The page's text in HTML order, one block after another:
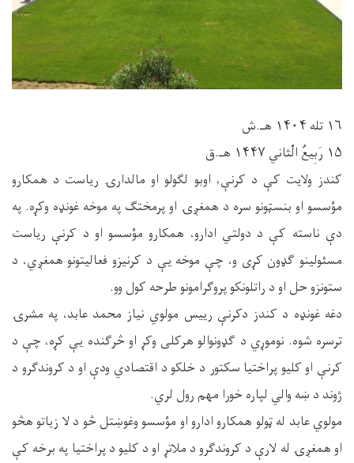
۱۶ تله ۱۴۰۴ هـ.ش
۱۵ رَبِیعُ الْثاني ۱۴۴۷ هـ.ق
کندز ولایت کې د کرنې، اوبو لګولو او مالدارۍ ریاست د همکارو
مؤسسو او بنسټونو سره د همغږۍ او پرمختګ په موخه غونډه وکړه. په
دې ناسته کې د دولتي ادارو، همکارو مؤسسو او د کرنې ریاست
مسئولینو ګډون کړی و، چې موخه یې د کرنیزو فعالیتونو همغږي، د
ستونزو حل او د راتلونکو پروګرامونو طرحه کول وو.
دغه غونډه د کندز دکرنې رییس مولوي نیاز محمد عابد، په مشرۍ
ترسره شوه. نوموړي د ګډونوالو هرکلی وکړ او څرګنده یې کړه، چې د
کرنې او کلیو پراختیا سکتور د خلکو د اقتصادي ودې او د کروندګرو د
ژوند د ښه والي لپاره خورا مهم رول لري.
مولوي عابد له ټولو همکارو ادارو او مؤسسو وغوښتل څو د لا زیاتو هڅو
او همغږۍ له لارې د کروندګرو د ملاتړ او د کلیو د پراختیا په برخه کې